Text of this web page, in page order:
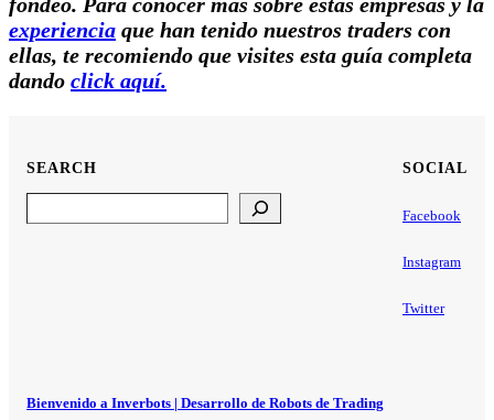
fondeo. Para conocer más sobre estas empresas y la
experiencia que han tenido nuestros traders con
ellas, te recomiendo que visites esta guía completa
dando click aquí.
SEARCH SOCIAL
Facebook
Instagram
Twitter
Bienvenido a Inverbots | Desarrollo de Robots de Trading